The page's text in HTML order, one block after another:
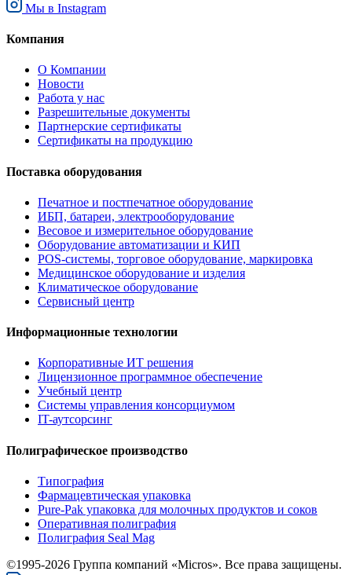
Мы в Instagram
Компания
О Компании
Новости
Работа у нас
Разрешительные документы
Партнерские сертификаты
Сертификаты на продукцию
Поставка оборудования
Печатное и постпечатное оборудование
ИБП, батареи, электрооборудование
Весовое и измерительное оборудование
Оборудование автоматизации и КИП
POS-системы, торговое оборудование, маркировка
Медицинское оборудование и изделия
Климатическое оборудование
Сервисный центр
Информационные технологии
Корпоративные ИТ решения
Лицензионное программное обеспечение
Учебный центр
Системы управления консорциумом
IT-аутсорсинг
Полиграфическое производство
Типография
Фармацевтическая упаковка
Pure-Pak упаковка для молочных продуктов и соков
Оперативная полиграфия
Полиграфия Seal Mag
©1995-2026 Группа компаний «Micros». Все права защищены.